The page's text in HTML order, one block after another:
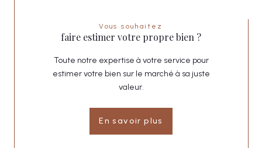
Vous souhaitez
faire estimer votre propre bien ?
Toute notre expertise à votre service pour
estimer votre bien sur le marché à sa juste
valeur.
En savoir plus